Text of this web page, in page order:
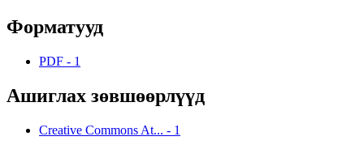
Форматууд
PDF - 1
Ашиглах зөвшөөрлүүд
Creative Commons At... - 1